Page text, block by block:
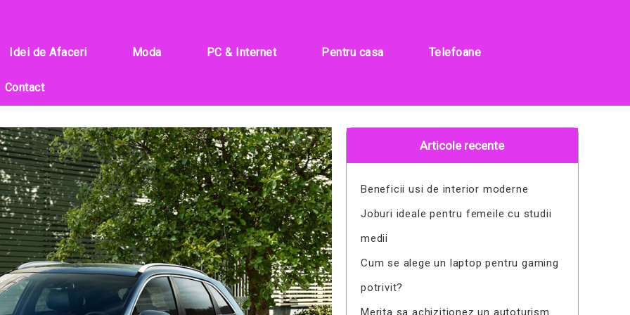
Idei de Afaceri Moda PC & Internet Pentru casa Telefoane
Contact
Articole recente
Beneficii usi de interior moderne
Joburi ideale pentru femeile cu studii
medii
Cum se alege un laptop pentru gaming
potrivit?
Merita sa achizitionez un autoturism